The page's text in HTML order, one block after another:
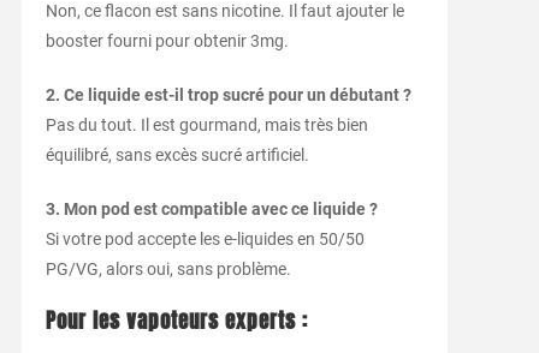
Non, ce flacon est sans nicotine. Il faut ajouter le
booster fourni pour obtenir 3mg.
2. Ce liquide est-il trop sucré pour un débutant ?
Pas du tout. Il est gourmand, mais très bien
équilibré, sans excès sucré artificiel.
3. Mon pod est compatible avec ce liquide ?
Si votre pod accepte les e-liquides en 50/50
PG/VG, alors oui, sans problème.
Pour les vapoteurs experts :